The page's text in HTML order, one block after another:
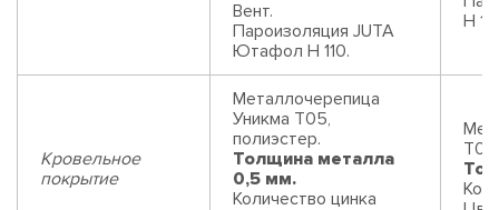
Вент.
Пароизоляция JUTA
Ютафол Н 110.
Н
Кровельное
покрытие
Металлочерепица
Уникма Т05,
полиэстер.
Толщина металла
0,5 мм.
Количество цинка